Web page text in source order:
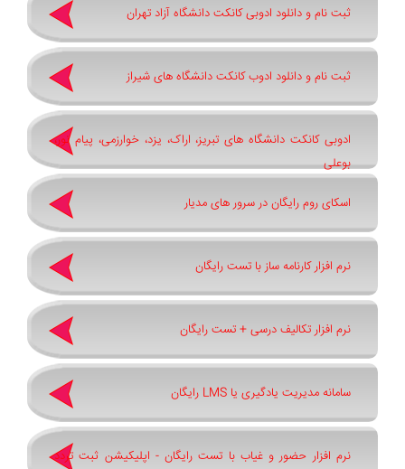
ثبت نام و دانلود ادوبی کانکت دانشگاه آزاد تهران
ثبت نام و دانلود ادوب کانکت دانشگاه های شیراز
ادوبی کانکت دانشگاه های تبریز، اراک، یزد، خوارزمی، پیام نور،
بوعلی
اسکای روم رایگان در سرور های مدیار
نرم افزار کارنامه ساز با تست رایگان
نرم افزار تکالیف درسی + تست رایگان
سامانه مدیریت یادگیری یا LMS رایگان
نرم افزار حضور و غیاب با تست رایگان - اپلیکیشن ثبت تردد